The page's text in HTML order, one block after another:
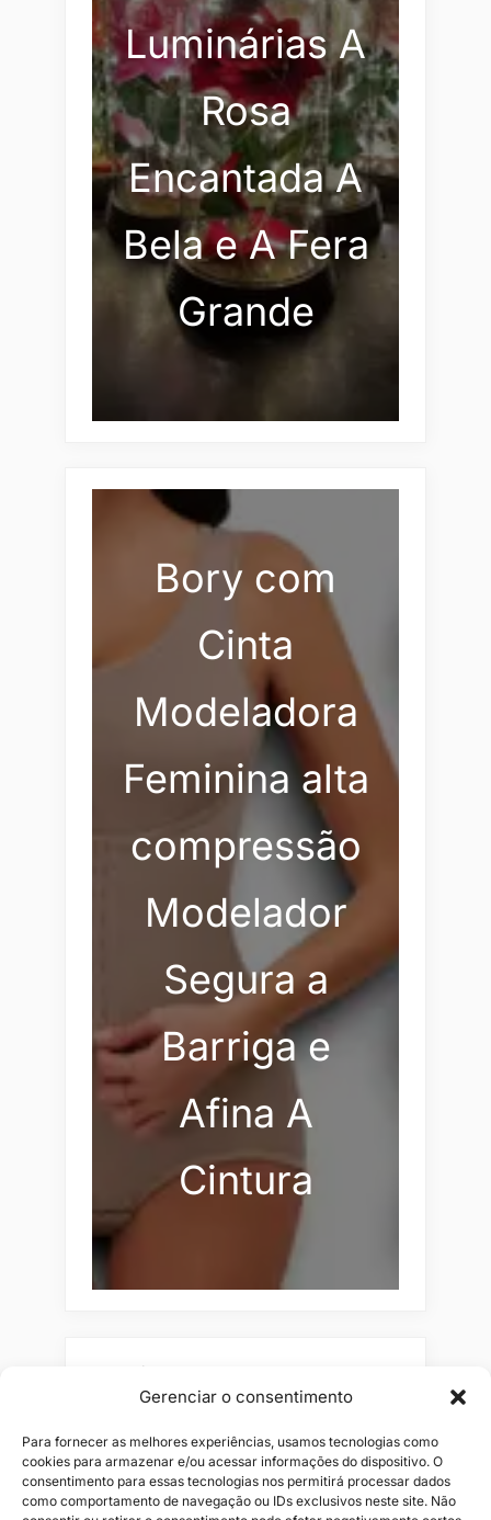
Gerenciar o consentimento
Para fornecer as melhores experiências, usamos tecnologias como
cookies para armazenar e/ou acessar informações do dispositivo. O
consentimento para essas tecnologias nos permitirá processar dados
como comportamento de navegação ou IDs exclusivos neste site. Não
Luminárias A
Rosa
Encantada A
Bela e A Fera
Grande
Bory com
Cinta
Modeladora
Feminina alta
compressão
Modelador
Segura a
Barriga e
Afina A
Cintura
Pesquisar